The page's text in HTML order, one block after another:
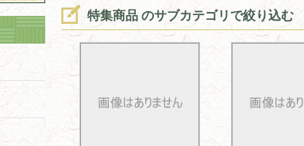
特集商品 のサブカテゴリで絞り込む